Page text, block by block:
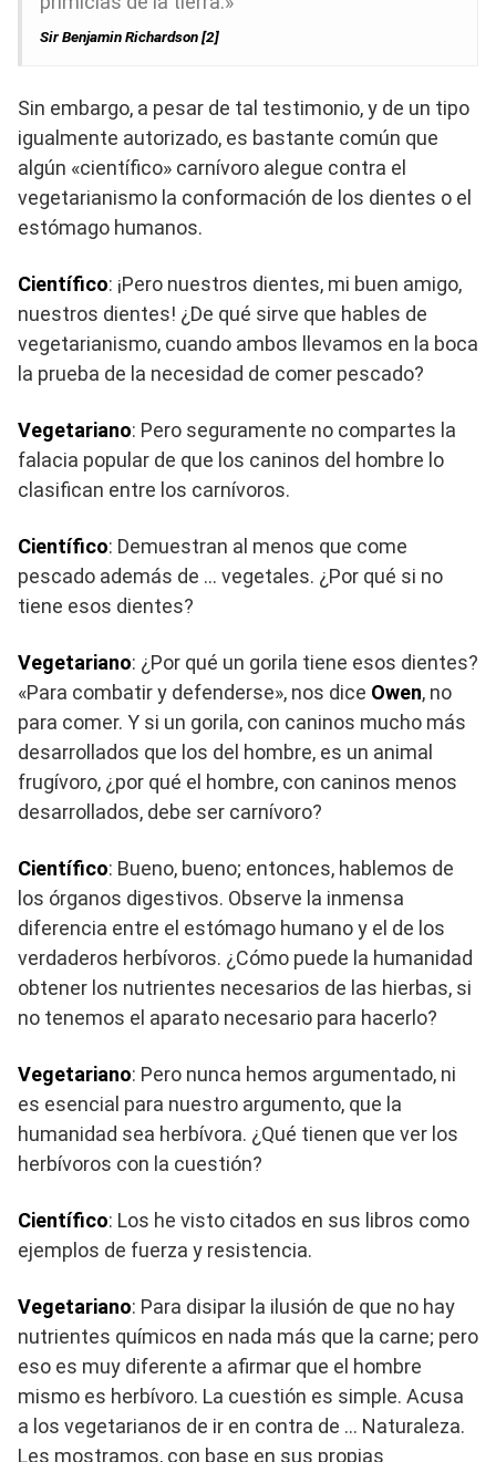
Sir Benjamin Richardson [2]
Sin embargo, a pesar de tal testimonio, y de un tipo
igualmente autorizado, es bastante común que
algún «científico» carnívoro alegue contra el
vegetarianismo la conformación de los dientes o el
estómago humanos.
Científico: ¡Pero nuestros dientes, mi buen amigo,
nuestros dientes! ¿De qué sirve que hables de
vegetarianismo, cuando ambos llevamos en la boca
la prueba de la necesidad de comer pescado?
Vegetariano: Pero seguramente no compartes la
falacia popular de que los caninos del hombre lo
clasifican entre los carnívoros.
Científico: Demuestran al menos que come
pescado además de … vegetales. ¿Por qué si no
tiene esos dientes?
Vegetariano: ¿Por qué un gorila tiene esos dientes?
«Para combatir y defenderse», nos dice Owen, no
para comer. Y si un gorila, con caninos mucho más
desarrollados que los del hombre, es un animal
frugívoro, ¿por qué el hombre, con caninos menos
desarrollados, debe ser carnívoro?
Científico: Bueno, bueno; entonces, hablemos de
los órganos digestivos. Observe la inmensa
diferencia entre el estómago humano y el de los
verdaderos herbívoros. ¿Cómo puede la humanidad
obtener los nutrientes necesarios de las hierbas, si
no tenemos el aparato necesario para hacerlo?
Vegetariano: Pero nunca hemos argumentado, ni
es esencial para nuestro argumento, que la
humanidad sea herbívora. ¿Qué tienen que ver los
herbívoros con la cuestión?
Científico: Los he visto citados en sus libros como
ejemplos de fuerza y ​​resistencia.
Vegetariano: Para disipar la ilusión de que no hay
nutrientes químicos en nada más que la carne; pero
eso es muy diferente a afirmar que el hombre
mismo es herbívoro. La cuestión es simple. Acusa
a los vegetarianos de ir en contra de … Naturaleza.
Les mostramos, con base en sus propias